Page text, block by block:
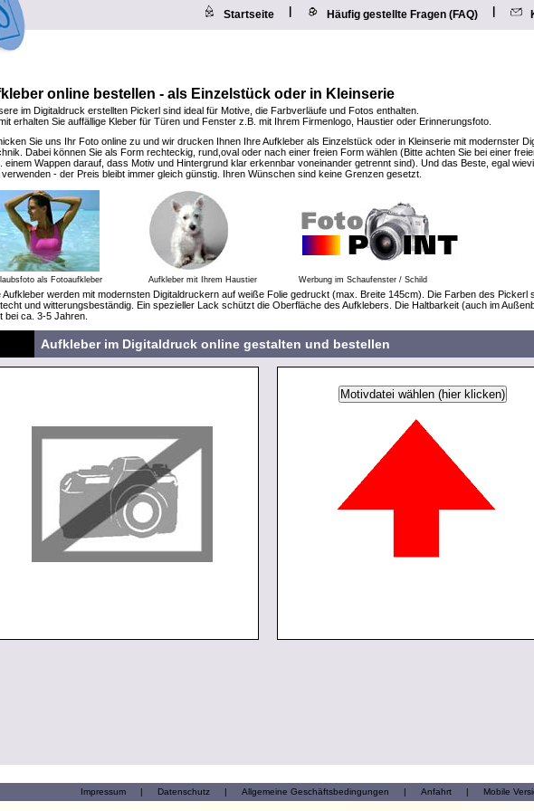
Startseite Häufig gestellte Fragen (FAQ)
online bestellen - als Einzelstück oder in Kleinserie
im Digitaldruck erstellten Pickerl sind ideal für Motive, die Farbverläufe und Fotos enthalten.
erhalten Sie auffällige Kleber für Türen und Fenster z.B. mit Ihrem Firmenlogo, Haustier oder Erinnerungsfoto.
Sie uns Ihr Foto online zu und wir drucken Ihnen Ihre Aufkleber als Einzelstück oder in Kleinserie mit modernster
Dabei können Sie als Form rechteckig, rund,oval oder nach einer freien Form wählen (Bitte achten Sie bei einer
einem Wappen darauf, dass Motiv und Hintergrund klar erkennbar voneinander getrennt sind). Und das Beste, egal
verwenden - der Preis bleibt immer gleich günstig. Ihren Wünschen sind keine Grenzen gesetzt.
als Fotoaufkleber Aufkleber mit Ihrem Haustier Werbung im Schaufenster / Schild
Aufkleber werden mit modernsten Digitaldruckern auf weiße Folie gedruckt (max. Breite 145cm). Die Farben des Pickerl
und witterungsbeständig. Ein spezieller Lack schützt die Oberfläche des Aufklebers. Die Haltbarkeit (auch im
bei ca. 3-5 Jahren.
Aufkleber im Digitaldruck online gestalten und bestellen
Impressum | Datenschutz | Allgemeine Geschäftsbedingungen | Anfahrt | Mobile